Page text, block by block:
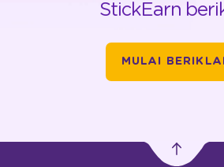
StickEarn
MULAI